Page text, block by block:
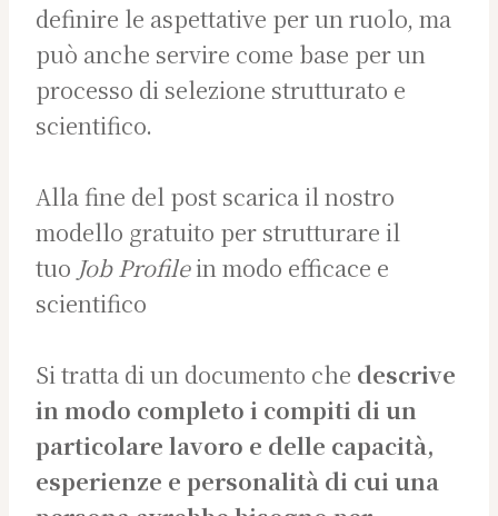
definire le aspettative per un ruolo, ma
può anche servire come base per un
processo di selezione strutturato e
scientifico.
Alla fine del post scarica il nostro
modello gratuito per strutturare il
tuo Job Profilein modo efficace e
scientifico
Si tratta di un documento che descrive
in modo completo i compiti di un
particolare lavoro e delle capacità,
esperienze e personalità di cui una